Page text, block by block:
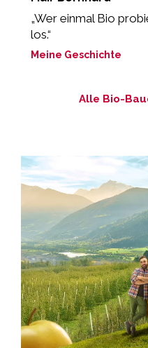
„Wer einmal Bio
los.“
Meine Geschichte
Alle Bio-